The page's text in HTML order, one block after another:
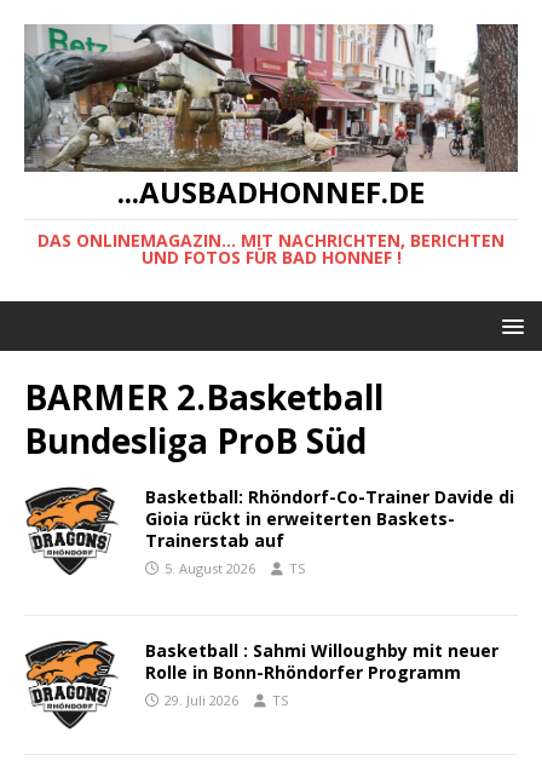
...AUSBADHONNEF.DE
DAS ONLINEMAGAZIN... MIT NACHRICHTEN, BERICHTEN
UND FOTOS FÜR BAD HONNEF !
BARMER 2.Basketball
Bundesliga ProB Süd
Basketball: Rhöndorf-Co-Trainer Davide di
Gioia rückt in erweiterten Baskets-
Trainerstab auf
5. August 2026 TS
Basketball : Sahmi Willoughby mit neuer
Rolle in Bonn-Rhöndorfer Programm
29. Juli 2026 TS